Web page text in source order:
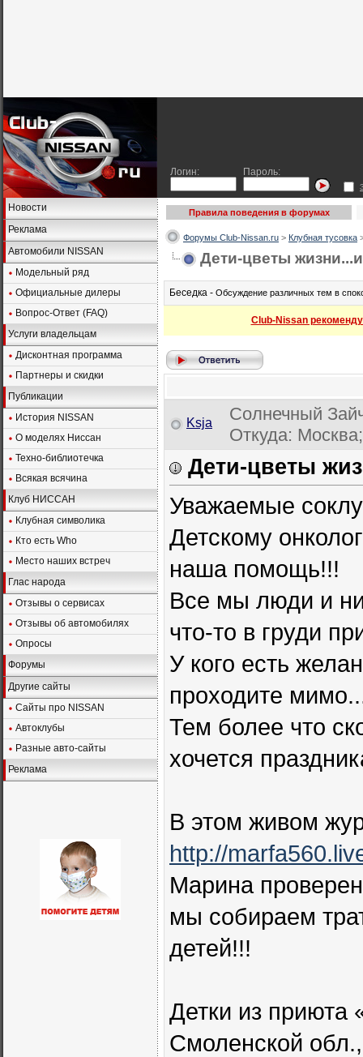
Логин: Пароль:
Новости
Реклама
Автомобили NISSAN
Модельный ряд
Официальные дилеры
Вопрос-Ответ (FAQ)
Услуги владельцам
Дисконтная программа
Партнеры и скидки
Публикации
История NISSAN
О моделях Ниссан
Техно-библиотечка
Всякая всячина
Клуб НИССАН
Клубная символика
Кто есть Who
Место наших встреч
Глас народа
Отзывы о сервисах
Отзывы об автомобилях
Опросы
Форумы
Другие сайты
Сайты про NISSAN
Автоклубы
Разные авто-сайты
Реклама
Правила поведения в форумах
Форумы Club-Nissan.ru > Клубная тусовка
Дети-цветы
Беседка - Обсуждение различных тем в
Club-Nissan
Ksja
Солнечный
Откуда:
Дети-цветы
Уважаемые
Детскому
наша помощь!!!
Все мы люди и ни
что-то в груди
У кого есть
проходите
Тем более что
хочется
В этом живом
http://
Марина
мы собираем
детей!!!
Детки из приюта
Смоленской